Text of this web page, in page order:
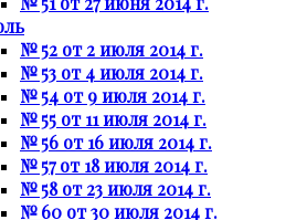
№ 52 от 2 июля 2014 г.
№ 53 от 4 июля 2014 г.
№ 54 от 9 июля 2014 г.
№ 55 от 11 июля 2014 г.
№ 56 от 16 июля 2014 г.
№ 57 от 18 июля 2014 г.
№ 58 от 23 июля 2014 г.
№ 60 от 30 июля 2014 г.